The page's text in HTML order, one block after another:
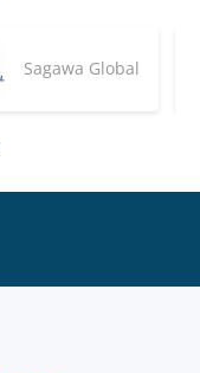
Sagawa Global